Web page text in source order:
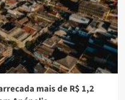
mais de R$ 1,2